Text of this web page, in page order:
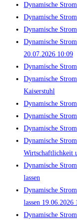
Dynamische
Dynamische
Dynamische
Dynamische
20.07.2026 10:09
Dynamische
Dynamische
Kaiserstuhl
Dynamische
Dynamische
Dynamische
Dynamische
Wirtschaftlichkeit
Dynamische
lassen
Dynamische
lassen 19.06.2026
Dynamische